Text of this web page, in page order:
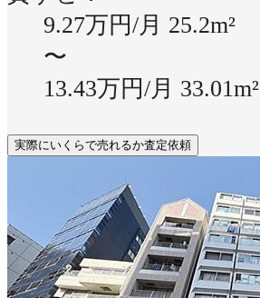
9.27万円/月 25.2m²
〜
13.43万円/月 33.01m²
実際にいくらで売れるか査定依頼